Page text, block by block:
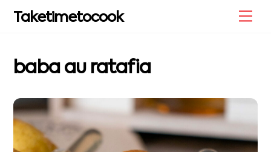
Taketimetocook
baba au ratafia